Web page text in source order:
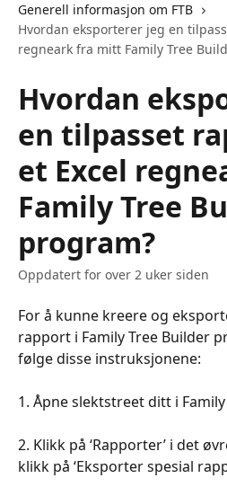
Generell informasjon om FTB
Hvordan eksporterer jeg en
regneark fra mitt Family Tree
Hvordan
en tilpasset
et Excel
Family Tree
program?
Oppdatert for over 2 uker siden
For å kunne kreere og
rapport i Family Tree Builder
følge disse instruksjonene:
1. Åpne slektstreet ditt i Family
2. Klikk på ‘Rapporter’ i det
klikk på ‘Eksporter spesial